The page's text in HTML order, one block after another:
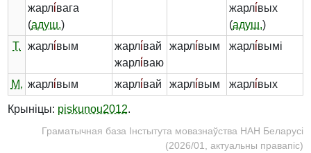
жарлі́вага
(адуш.)
жарлі́вых
(адуш.)
Т.
жарлі́вым жарлі́вай
жарлі́ваю
жарлі́вым жарлі́вымі
М. жарлі́вым жарлі́вай жарлі́вым жарлі́вых
Крыніцы: piskunou2012.
Граматычная база Інстытута мовазнаўства НАН Беларусі
(2026/01, актуальны правапіс)